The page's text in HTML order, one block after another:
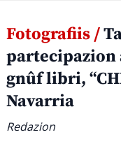
Fotografiis /
partecipazion
gnûf libri,
Navarria
Redazion